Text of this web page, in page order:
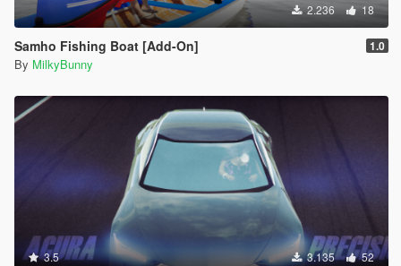
2.236 18
Samho Fishing Boat [Add-On] 1.0
By MilkyBunny
3.5 3.135 52